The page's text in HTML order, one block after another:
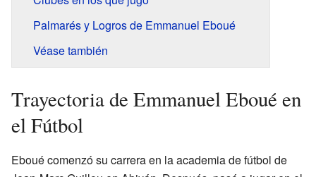
Palmarés y Logros de Emmanuel Eboué
Véase también
Trayectoria de Emmanuel Eboué en
el Fútbol
Eboué comenzó su carrera en la academia de fútbol de